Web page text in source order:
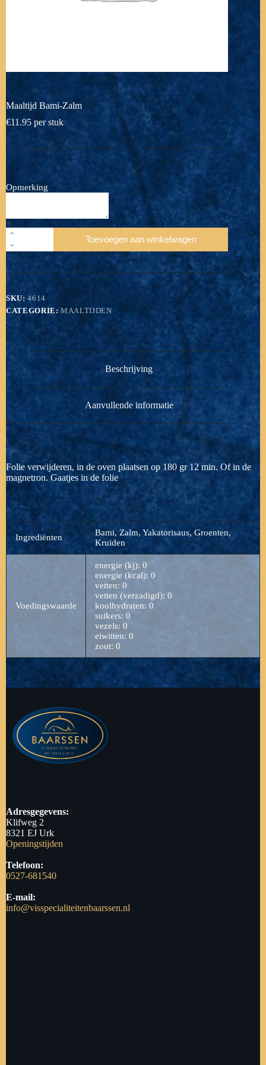
Maaltijd Bami-Zalm
€11.95 per stuk
Opmerking
Maaltijd
Zalm
Toevoegen aan winkelwagen
SKU:4614
CATEGORIE:MAALTIJDEN
Beschrijving
Aanvullende informatie
Folie verwijderen, in de oven plaatsen op 180 gr 12 min. Of in de
magnetron. Gaatjes in de folie
Ingrediënten
Bami, Zalm, Yakatorisaus, Groenten,
Kruiden
Voedingswaarde
energie (kj): 0
energie (kcal): 0
vetten: 0
vetten (verzadigd): 0
koolhydraten: 0
suikers: 0
vezels: 0
eiwitten: 0
zout: 0
Adresgegevens:
Klifweg 2
8321 EJ Urk
Openingstijden
Telefoon:
0527-681540
E-mail:
info@visspecialiteitenbaarssen.nl